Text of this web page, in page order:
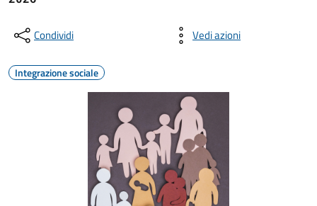
Condividi Vedi azioni
Integrazione sociale